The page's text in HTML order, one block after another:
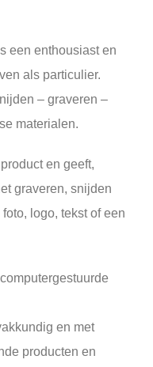
een enthousiast en
als particulier.
– graveren –
materialen.
en geeft,
graveren, snijden
logo, tekst of een
en met
producten en